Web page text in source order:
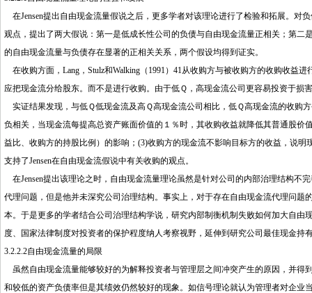
在Jensen提出自由现金流量假说之后，更多学者对该理论进行了检验和拓展。对
观点，提出了两大假说：第一是低成长性公司的负债与自由现金流量正相关；第
的自由现金流量与负债存在显著的正相关关系，两个假设均得到证实。
在收购方面，Lang，Stulz和Walking（1991）41从收购方与被收购方的收购收益
应把现金流分给股东。而不是进行收购。由于低Ｑ，高现金流公司更容易投资于
实证结果发现，与低Ｑ低现金流及高Ｑ高现金流公司相比，低Ｑ高现金流的收购
负相关，当现金流每提高总资产账面价值的１％时，其收购收益就降低其普通股
益比、收购方的持股比例）的影响；(3)收购方的现金流不影响目标方的收益，说
支持了Jensen在自由现金流假说中有关收购的观点。
在Jensen提出该理论之时，自由现金流量理论虽然是针对公司的内部治理结构不
代理问题，但是他并未深究公司治理结构。事实上，对于存在自由现金流代理问
本。于是更多的学者结合公司治理结构学说，研究内部制衡机制失败如何加大自
度、国家法律制度对投资者的保护程度纳人考察视野，延伸到研究公司最佳现金持
3.2.2.2自由现金流量的局限
虽然自由现金流量能够较好的为解释投资者与管理层之间冲突产生的原因，并得
和较低的资产负债率但是其绩效仍然较好的现象。如信号理论就认为管理者对企